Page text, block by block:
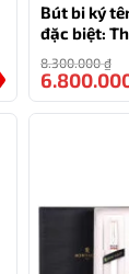
Bút bi ký
đặc biệt:
8.300.000₫